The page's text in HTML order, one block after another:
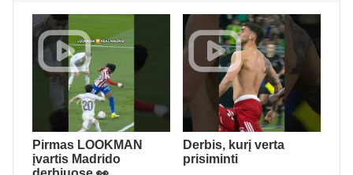
Pirmas LOOKMAN
įvartis Madrido
Derbis, kurį verta
prisiminti